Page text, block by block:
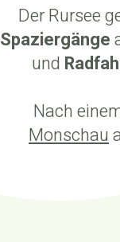
Der Rursee
Spaziergänge
und
Nach
Monschau